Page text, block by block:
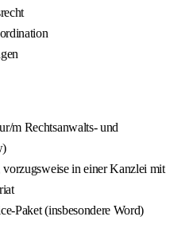
m Rechtsanwalts- und
in einer Kanzlei mit
Paket (insbesondere Word)